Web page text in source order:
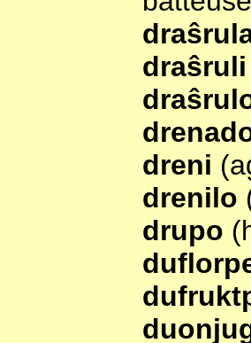
draŝruli
dreni
drenilo
drupo